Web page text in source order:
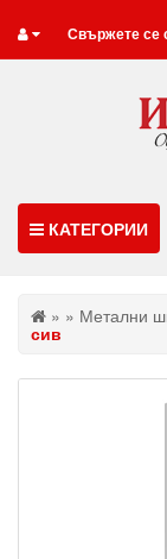
Свържете се
КАТЕГОРИИ
» » Метални
сив